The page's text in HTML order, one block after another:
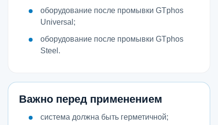
оборудование после промывки GTphos
Universal;
оборудование после промывки GTphos
Steel.
Важно перед применением
система должна быть герметичной;